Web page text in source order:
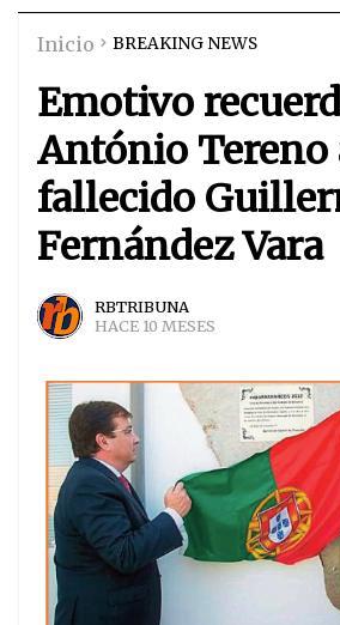
Inicio BREAKING NEWS
Emotivo
António Tereno
fallecido
Fernández Vara
RBTRIBUNA
HACE 10 MESES